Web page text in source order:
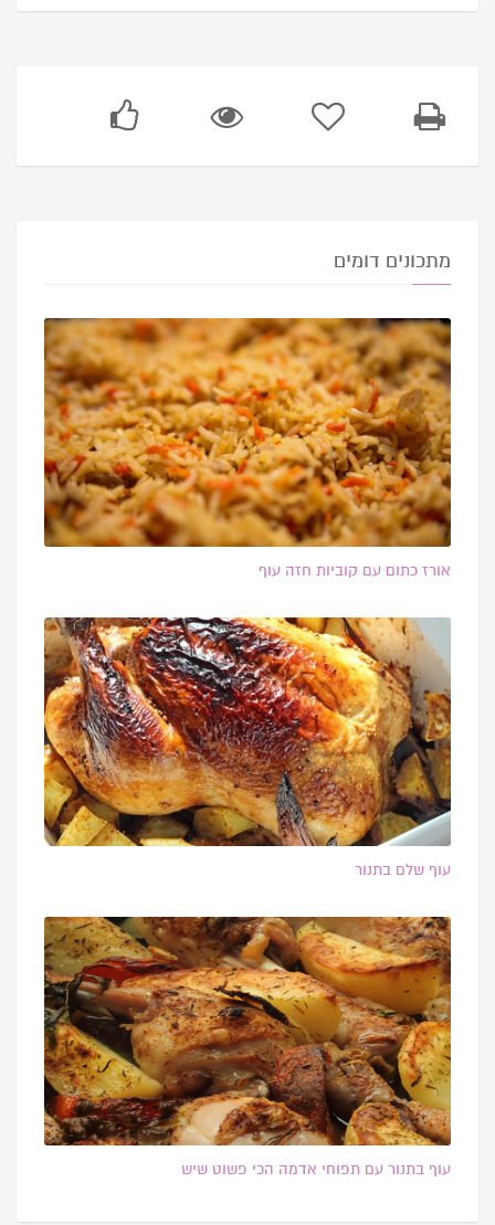
מתכונים דומים
אורז כתום עם קוביות חזה עוף
עוף שלם בתנור
עוף בתנור עם תפוחי אדמה הכי פשוט שיש